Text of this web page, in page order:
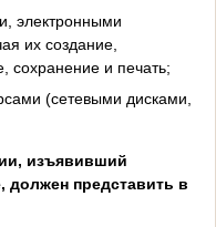
электронными
их создание,
сохранение и печать;
(сетевыми дисками,
изъявивший
должен представить в